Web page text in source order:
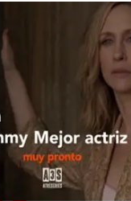
de 2016, 10:25